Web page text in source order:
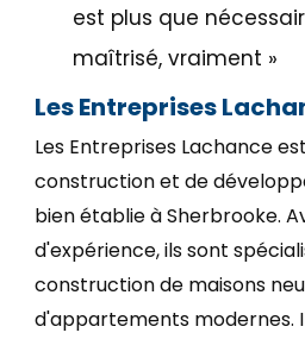
est plus que
maîtrisé, vraiment »
Les Entreprises
Les Entreprises Lachance
construction et de
bien établie à Sherbrooke.
d'expérience, ils sont
construction de maisons
d'appartements modernes.